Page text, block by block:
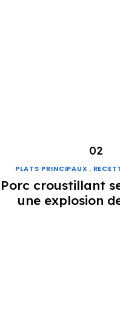
PLATS PRINCIPAUX
Porc croustillant
une explosion